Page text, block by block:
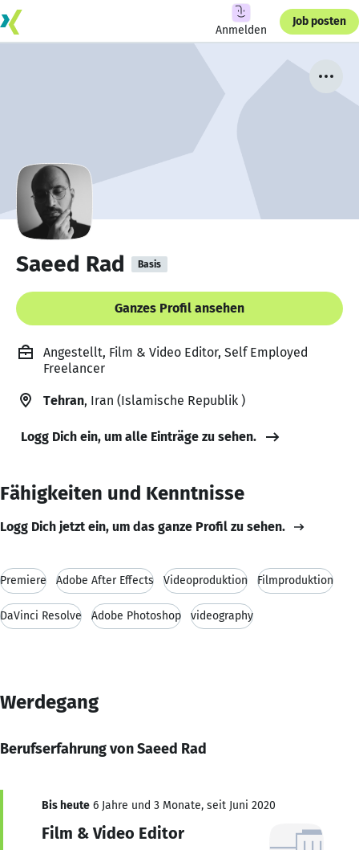
Anmelden
Job posten
Saeed Rad Basis
Ganzes Profil ansehen
Angestellt, Film & Video Editor, Self Employed
Freelancer
Tehran, Iran (Islamische Republik )
Logg Dich ein, um alle Einträge zu sehen.
Fähigkeiten und Kenntnisse
Logg Dich jetzt ein, um das ganze Profil zu sehen.
Premiere Adobe After Effects Videoproduktion Filmproduktion
DaVinci Resolve Adobe Photoshop videography
Werdegang
Berufserfahrung von Saeed Rad
Bis heute 6 Jahre und 3 Monate, seit Juni 2020
Film & Video Editor